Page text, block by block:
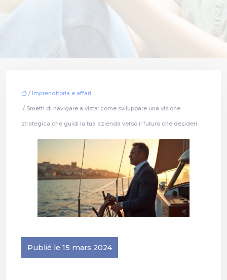
/ Imprenditoria e affari
/ Smetti di navigare a vista: come sviluppare una visione
strategica che guidi la tua azienda verso il futuro che desideri
Publié le 15 mars 2024